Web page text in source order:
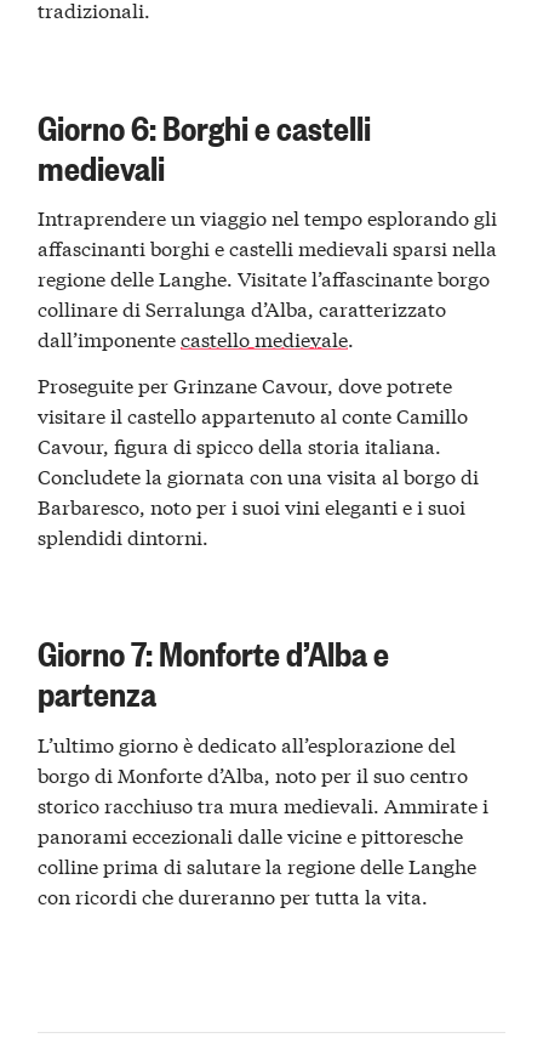
tradizionali.
Giorno 6: Borghi e castelli
medievali
Intraprendere un viaggio nel tempo esplorando gli
affascinanti borghi e castelli medievali sparsi nella
regione delle Langhe. Visitate l’affascinante borgo
collinare di Serralunga d’Alba, caratterizzato
dall’imponentecastello medievale.
Proseguite per Grinzane Cavour, dove potrete
visitare il castello appartenuto al conte Camillo
Cavour, figura di spicco della storia italiana.
Concludete la giornata con una visita al borgo di
Barbaresco, noto per i suoi vini eleganti e i suoi
splendidi dintorni.
Giorno 7: Monforte d’Alba e
partenza
L’ultimo giorno è dedicato all’esplorazione del
borgo di Monforte d’Alba, noto per il suo centro
storico racchiuso tra mura medievali. Ammirate i
panorami eccezionali dalle vicine e pittoresche
colline prima di salutare la regione delle Langhe
con ricordi che dureranno per tutta la vita.